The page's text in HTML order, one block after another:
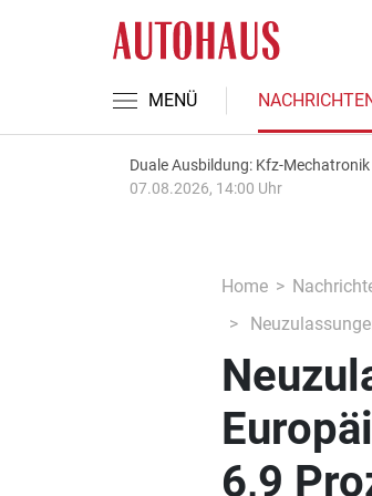
MENÜ
Duale Ausbildung: Kfz-
07.08.2026, 14:00 Uhr
Home
6,9